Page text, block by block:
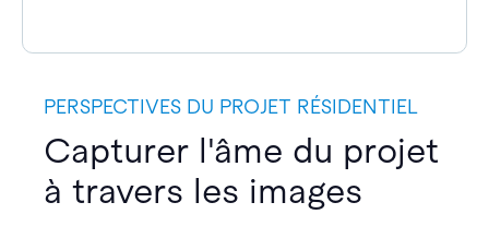
PERSPECTIVES DU PROJET RÉSIDENTIEL
Capturer l'âme du projet
à travers les images